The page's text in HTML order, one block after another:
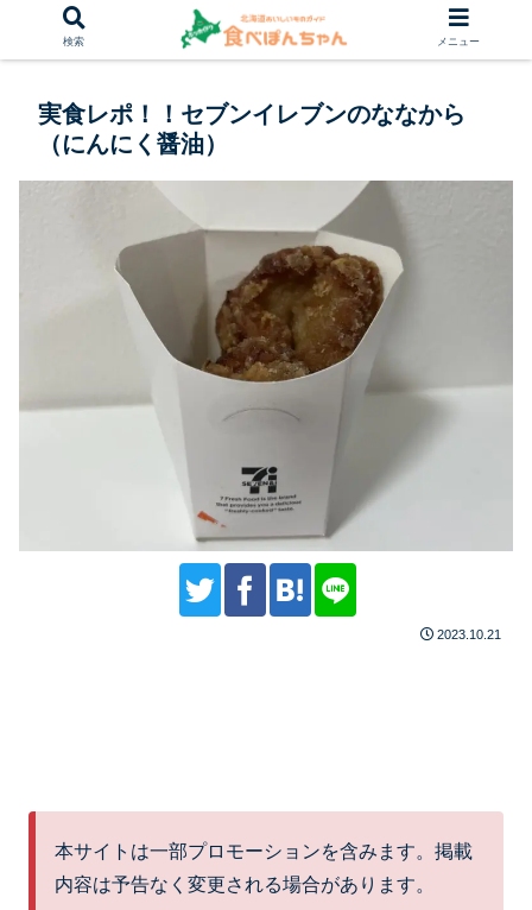
実食レポ！！セブンイレブンのななから
（にんにく醤油）
2023.10.21
本サイトは一部プロモーションを含みます。掲載
内容は予告なく変更される場合があります。
検索 メニュー